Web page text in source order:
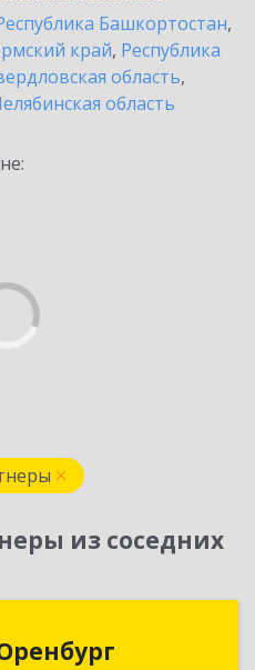
Башкортостан,
край, Республика
область,
область
из соседних
Бит, Оренбург